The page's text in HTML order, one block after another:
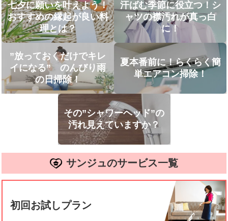
七夕に願いを叶えよう！
おすすめの縁起が良い料
理とは？
汗ばむ季節に役立つ！シ
ャツの襟汚れが真っ白
に！
”放っておくだけでキレ
イになる” のんびり雨
の日掃除！
夏本番前に！らくらく簡
単エアコン掃除！
その”シャワーヘッド”の
汚れ見えていますか？
サンジュのサービス一覧
初回お試しプラン